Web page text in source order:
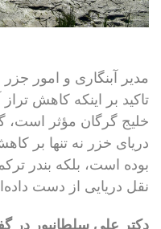
مدیر آبنگاری و امور
تاکید بر اینکه کاهش
خلیج گرگان مؤثر است،
دریای خزر نه تنها بر
بوده است، بلکه بندر
نقل دریایی از دست داده‌‎ایم.
دکتر علی سلطانپور در